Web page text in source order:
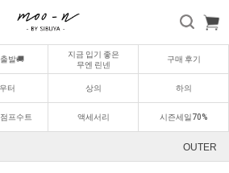
발🚚
지금 입기 좋은
무엔 린넨
구매 후기
터 상의 하의
프수트 액세서리 시즌세일70%
OUTER